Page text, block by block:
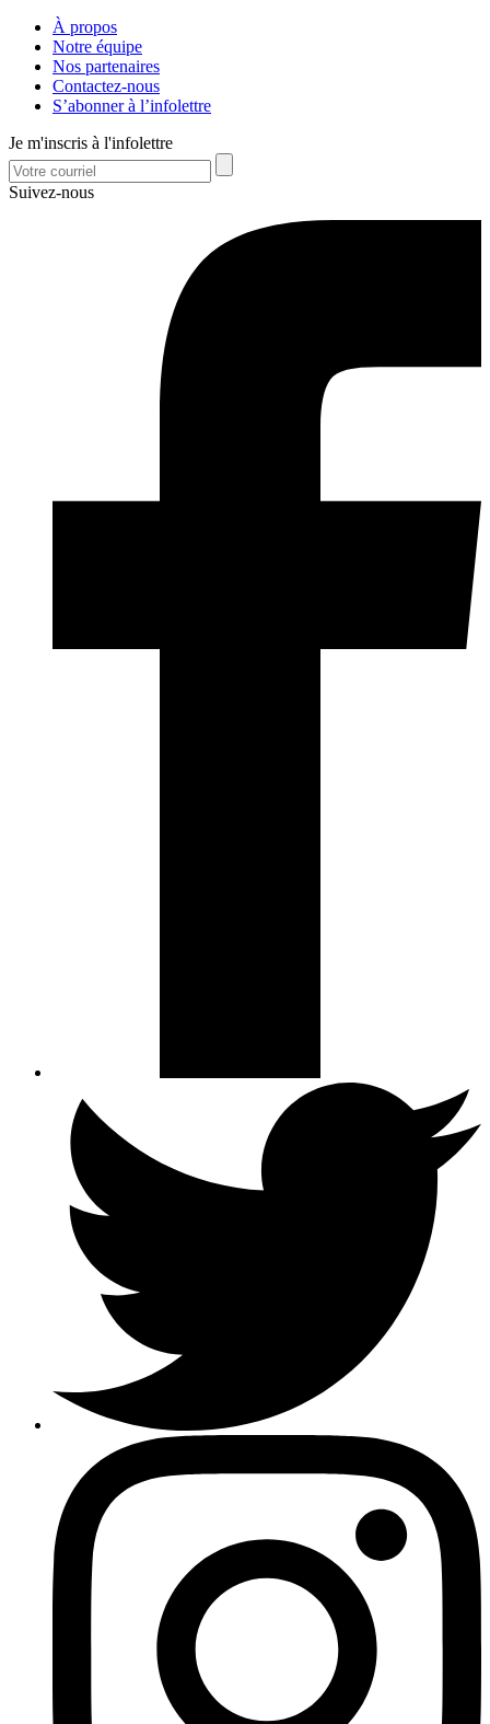
À propos
Notre équipe
Nos partenaires
Contactez-nous
S’abonner à l’infolettre
Je m'inscris à l'infolettre
Suivez-nous